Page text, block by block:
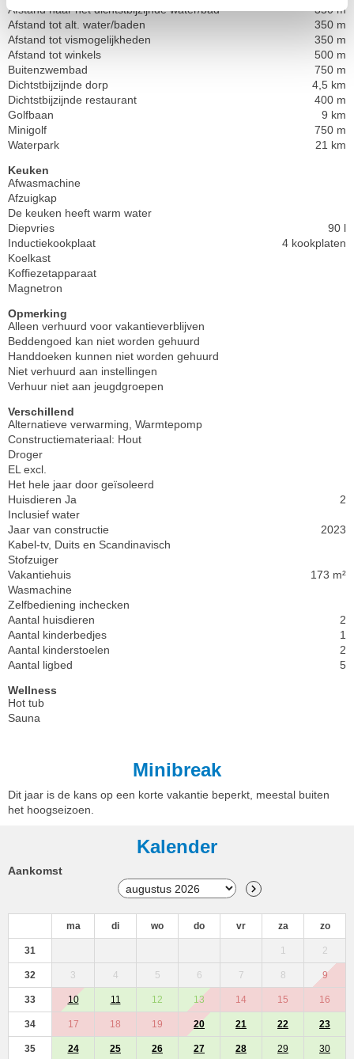
Afstand naar het dichtstbijzijnde water/bad
350 m
Afstand tot alt. water/baden
350 m
Afstand tot vismogelijkheden
350 m
Afstand tot winkels
500 m
Buitenzwembad
750 m
Dichtstbijzijnde dorp
4,5 km
Dichtstbijzijnde restaurant
400 m
Golfbaan
9 km
Minigolf
750 m
Waterpark
21 km
Keuken
Afwasmachine
Afzuigkap
De keuken heeft warm water
Diepvries
90 l
Inductiekookplaat
4 kookplaten
Koelkast
Koffiezetapparaat
Magnetron
Opmerking
Alleen verhuurd voor vakantieverblijven
Beddengoed kan niet worden gehuurd
Handdoeken kunnen niet worden gehuurd
Niet verhuurd aan instellingen
Verhuur niet aan jeugdgroepen
Verschillend
Alternatieve verwarming, Warmtepomp
Constructiemateriaal: Hout
Droger
EL excl.
Het hele jaar door geïsoleerd
Huisdieren Ja
2
Inclusief water
Jaar van constructie
2023
Kabel-tv, Duits en Scandinavisch
Stofzuiger
Vakantiehuis
173 m²
Wasmachine
Zelfbediening inchecken
Aantal huisdieren
2
Aantal kinderbedjes
1
Aantal kinderstoelen
2
Aantal ligbed
5
Wellness
Hot tub
Sauna
Minibreak
Dit jaar is de kans op een korte vakantie beperkt, meestal buiten
het hoogseizoen.
Kalender
Aankomst
ma di wo do vr za zo
31 1 2
32 3 4 5 6 7 8 9
33 10 11 12 13 14 15 16
34 17 18 19 20 21 22 23
35 24 25 26 27 28 29 30